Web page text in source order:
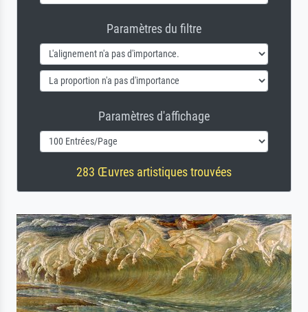
Paramètres du filtre
Paramètres d'affichage
283 Œuvres artistiques trouvées